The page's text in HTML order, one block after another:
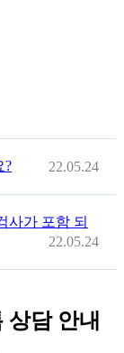
? 22.05.24
사가 포함 되
22.05.24
상담안내